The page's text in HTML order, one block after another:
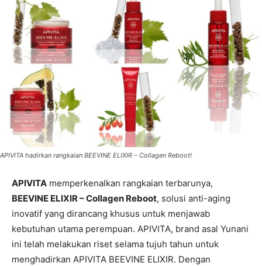
APIVITA hadirkan rangkaian BEEVINE ELIXIR – Collagen Reboot!
APIVITA memperkenalkan rangkaian terbarunya,
BEEVINE ELIXIR – Collagen Reboot, solusi anti-aging
inovatif yang dirancang khusus untuk menjawab
kebutuhan utama perempuan. APIVITA, brand asal Yunani
ini telah melakukan riset selama tujuh tahun untuk
menghadirkan APIVITA BEEVINE ELIXIR. Dengan